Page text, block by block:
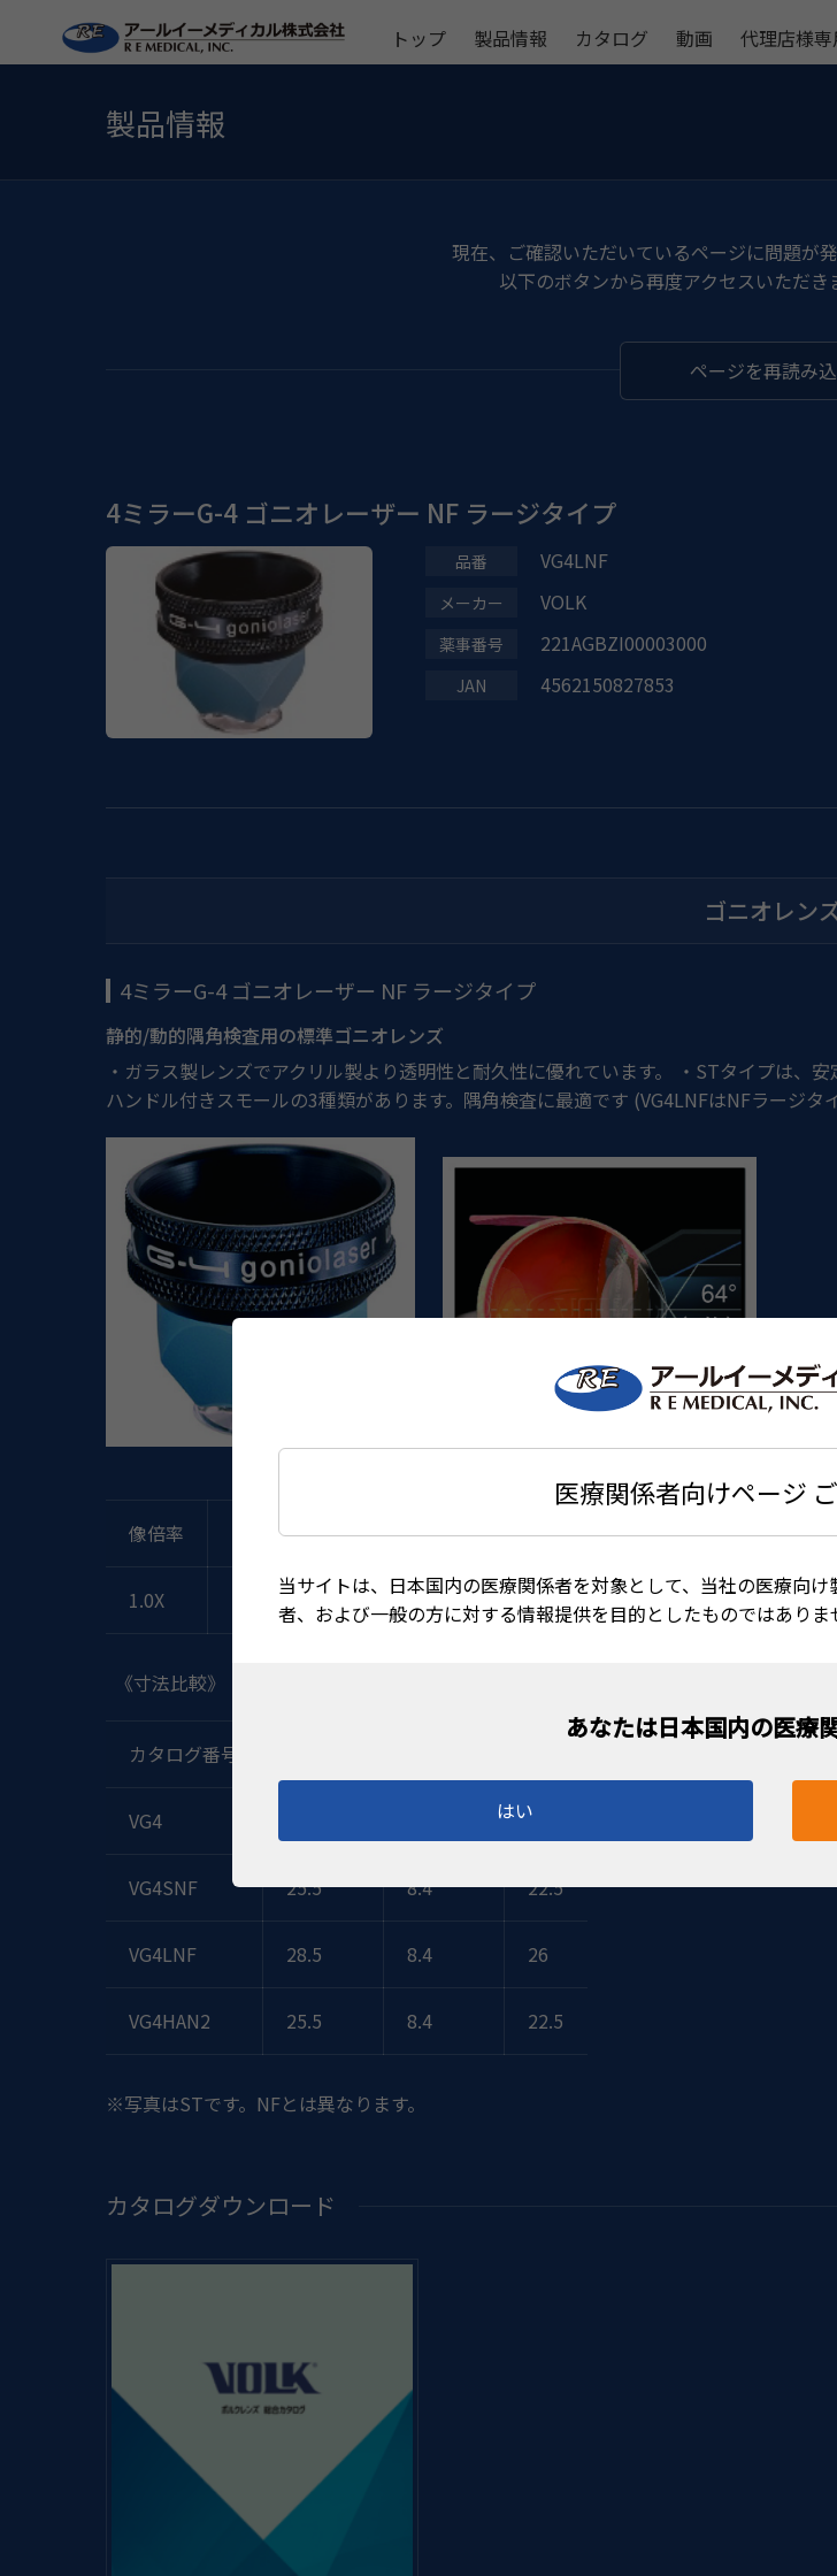
医療関係者向けページ
当サイトは、日本国内の医療関係者を対象として、当社の医療向
者、および一般の方に対する情報提供を目的としたものではあり
はい
トップ 製品情報 カタログ 動画 代理店様専
製品情報
現在、ご確認いただいているページに問題が
以下のボタンから再度アクセスいただき
ページを再読み
4ミラーG-4 ゴニオレーザー NF ラージタイプ
VG4LNF
VOLK
221AGBZI00003000
4562150827853
ゴニオレン
4ミラーG-4 ゴニオレーザー NF ラージタイプ
静的/動的隅角検査用の標準ゴニオレンズ
・ガラス製レンズでアクリル製より透明性と耐久性に優れています。 ・STタイプは、
ハンドル付きスモールの3種類があります。隅角検査に最適です (VG4LNFはNFラージタ
像倍率 レーザースポット倍率
1.0X
《寸法比較》
カタログ番号
VG4 26
VG4SNF 25.5 8.4 22.5
VG4LNF 28.5 8.4 26
VG4HAN2 25.5 8.4 22.5
※写真はSTです。NFとは異なります。
カタログダウンロード